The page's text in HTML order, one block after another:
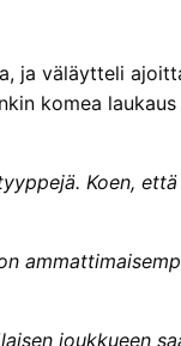
ja väläytteli
komea
Koen,
joukkueen